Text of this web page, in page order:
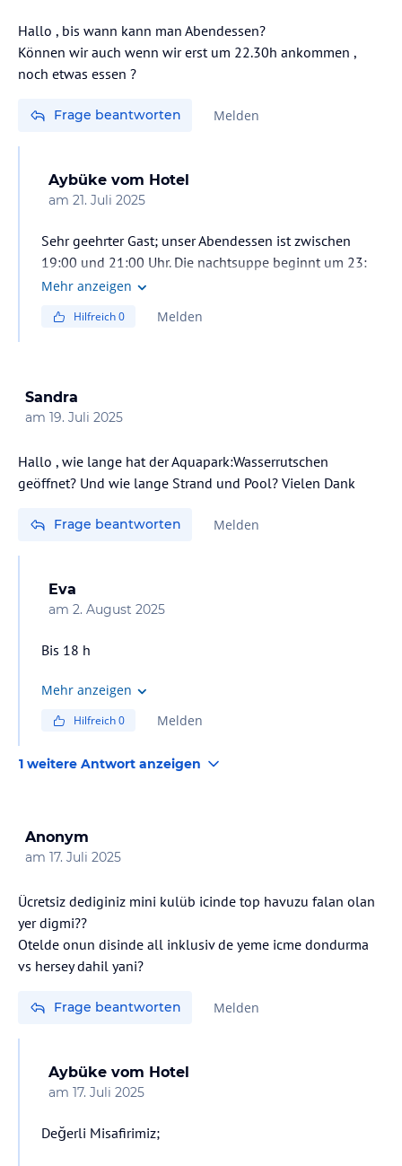
Hallo , bis wann kann man Abendessen?
Können wir auch wenn wir erst um 22.30h ankommen ,
noch etwas essen ?
Frage beantworten Melden
Aybüke vom Hotel
am 21. Juli 2025
Sehr geehrter Gast; unser Abendessen ist zwischen
19:00 und 21:00 Uhr. Die nachtsuppe beginnt um 23:
30 Uhr. Mit freundlichen Grüßen.
Mehr anzeigen
Hilfreich0 Melden
Sandra
am 19. Juli 2025
Hallo , wie lange hat der Aquapark:Wasserrutschen
geöffnet? Und wie lange Strand und Pool? Vielen Dank
Frage beantworten Melden
Eva
am 2. August 2025
Bis 18 h
Mehr anzeigen
Hilfreich0 Melden
1 weitere Antwort anzeigen
Anonym
am 17. Juli 2025
Ücretsiz dediginiz mini kulüb icinde top havuzu falan olan
yer digmi??
Otelde onun disinde all inklusiv de yeme icme dondurma
vs hersey dahil yani?
Frage beantworten Melden
Aybüke vom Hotel
am 17. Juli 2025
Değerli Misafirimiz;